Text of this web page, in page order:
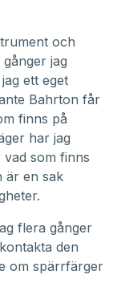
och
jag
ett eget
Bahrton får
finns på
har jag
som finns
är en sak
flera gånger
den
om spärrfärger